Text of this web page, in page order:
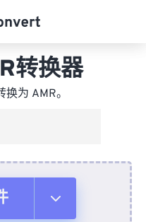
转换器
为 AMR。